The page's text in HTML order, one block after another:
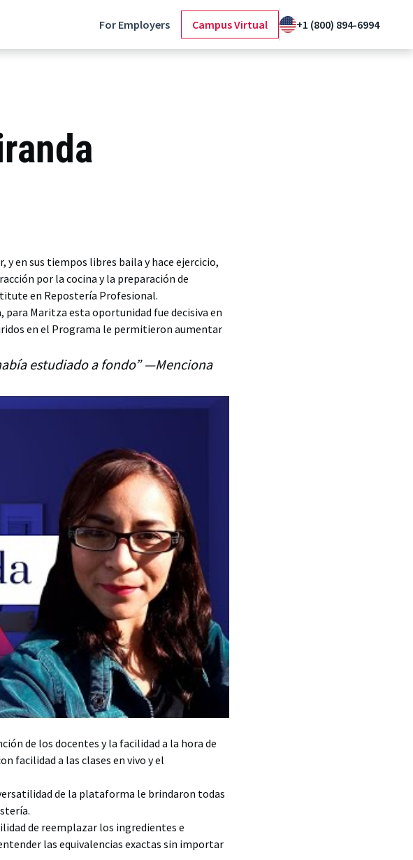
For Employers Campus Virtual +1 (800) 894-6994
y en sus tiempos libres baila y hace ejercicio,
por la cocina y la preparación de
en Repostería Profesional.
para Maritza esta oportunidad fue decisiva en
en el Programa le permitieron aumentar
estudiado a fondo” —Menciona
de los docentes y la facilidad a la hora de
facilidad a las clases en vivo y el
de la plataforma le brindaron todas
de reemplazar los ingredientes e
las equivalencias exactas sin importar